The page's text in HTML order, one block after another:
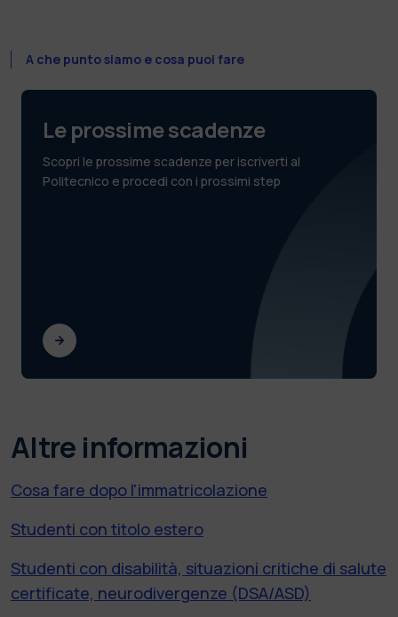
A che punto siamo e cosa puoi fare
Le prossime scadenze
Scopri le prossime scadenze per iscriverti al
Politecnico e procedi con i prossimi step
Altre informazioni
Cosa fare dopo l'immatricolazione
Studenti con titolo estero
Studenti con disabilità, situazioni critiche di salute
certificate, neurodivergenze (DSA/ASD)